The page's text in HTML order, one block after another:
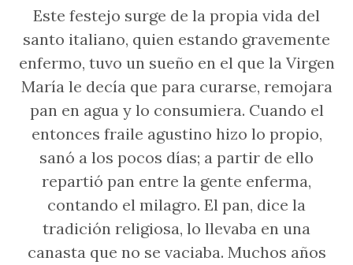
Este festejo surge de la propia vida del
santo italiano, quien estando gravemente
enfermo, tuvo un sueño en el que la Virgen
María le decía que para curarse, remojara
pan en agua y lo consumiera. Cuando el
entonces fraile agustino hizo lo propio,
sanó a los pocos días; a partir de ello
repartió pan entre la gente enferma,
contando el milagro. El pan, dice la
tradición religiosa, lo llevaba en una
canasta que no se vaciaba. Muchos años